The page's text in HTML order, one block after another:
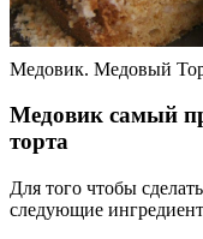
Медовик. Медовый
Медовик самый
торта
Для того чтобы
следующие